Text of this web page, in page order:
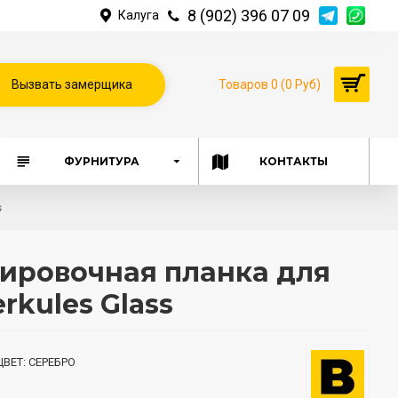
Калуга 8 (902) 396 07 09
Вызвать замерщика Товаров 0 (0 Руб)
ФУРНИТУРА КОНТАКТЫ
планка для
Glass
СЕРЕБРО